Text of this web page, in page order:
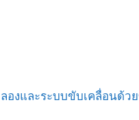
องและระบบขับเคลื่อนด้ว